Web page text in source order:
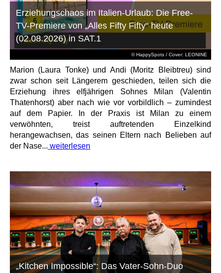
© HappySpots / Cover: LEONINE
Erziehungschaos im Italien-Urlaub: Die Free-
TV-Premiere von „Alles Fifty Fifty“ heute
(02.08.2026) in SAT.1
Marion (Laura Tonke) und Andi (Moritz Bleibtreu) sind
zwar schon seit Längerem geschieden, teilen sich die
Erziehung ihres elfjährigen Sohnes Milan (Valentin
Thatenhorst) aber nach wie vor vorbildlich – zumindest
auf dem Papier. In der Praxis ist Milan zu einem
verwöhnten, treist auftretenden Einzelkind
herangewachsen, das seinen Eltern nach Belieben auf
der Nase... weiterlesen
„Kitchen Impossible“: Das Vater-Sohn-Duo